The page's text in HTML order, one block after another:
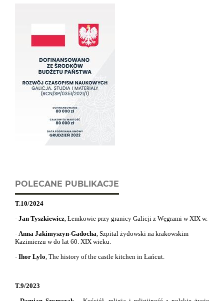
POLECANE PUBLIKACJE
T.10/2024
- Jan Tyszkiewicz, Łemkowie przy granicy Galicji z Węgrami w XIX w.
- Anna Jakimyszyn-Gadocha, Szpital żydowski na krakowskim
Kazimierzu w do lat 60. XIX wieku.
- Ihor Lylo, The history of the castle kitchen in Łańcut.
T.9/2023